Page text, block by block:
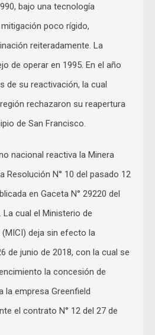
bajo una tecnología
poco rígido,
reiteradamente. La
de operar en 1995. En el año
de su reactivación, la cual
rechazaron su reapertura
de San Francisco.
nacional reactiva la Minera
Resolución N° 10 del pasado 12
en Gaceta N° 29220 del
cual el Ministerio de
deja sin efecto la
de junio de 2018, con la cual se
la concesión de
la empresa Greenfield
el contrato N° 12 del 27 de